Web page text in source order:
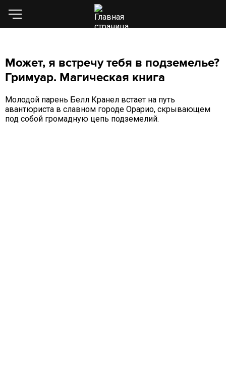
Может, я встречу тебя в подземелье?
Гримуар. Магическая книга
Молодой парень Белл Кранел встает на путь
авантюриста в славном городе Орарио, скрывающем
под собой громадную цепь подземелий.